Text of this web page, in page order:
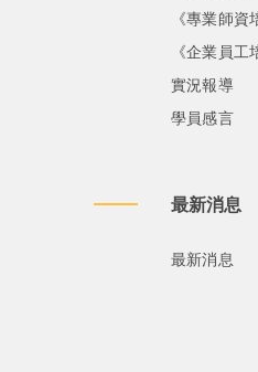
《專業師資
《企業員工
實況報導
學員感言
最新消息
最新消息